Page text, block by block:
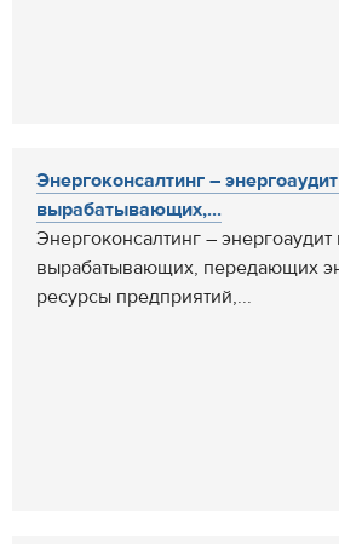
Энергоконсалтинг –
вырабатывающих,...
Энергоконсалтинг –
вырабатывающих, передающих
ресурсы предприятий,...